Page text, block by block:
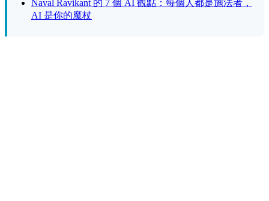
Naval Ravikant 的 7 個 AI 觀點：每個人都是施法者，
AI 是你的魔杖